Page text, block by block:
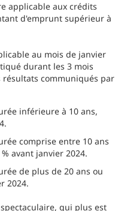
applicable aux crédits
d'emprunt supérieur à
au mois de janvier
durant les 3 mois
résultats communiqués par
inférieure à 10 ans,
comprise entre 10 ans
avant janvier 2024.
de plus de 20 ans ou
2024.
qui plus est